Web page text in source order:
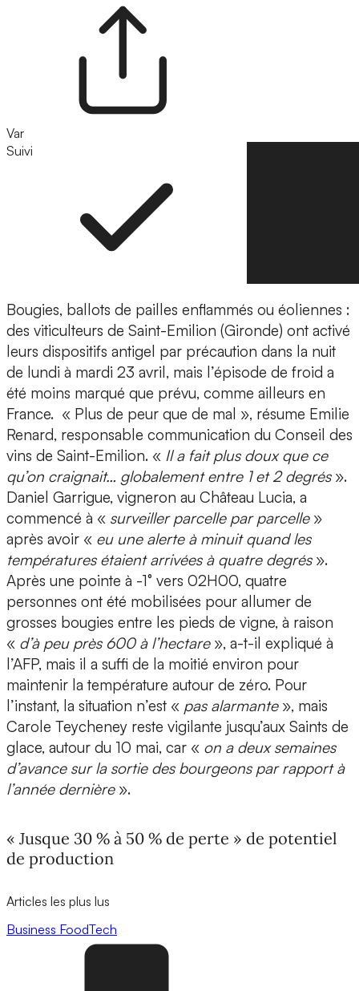
Var
Suivi
Bougies, ballots de pailles enflammés ou éoliennes :
des viticulteurs de Saint-Emilion (Gironde) ont activé
leurs dispositifs antigel par précaution dans la nuit
de lundi à mardi 23 avril, mais l’épisode de froid a
été moins marqué que prévu, comme ailleurs en
France. « Plus de peur que de mal », résume Emilie
Renard, responsable communication du Conseil des
vins de Saint-Emilion. « Il a fait plus doux que ce
qu’on craignait… globalement entre 1 et 2 degrés».
Daniel Garrigue, vigneron au Château Lucia, a
commencé à « surveiller parcelle par parcelle»
après avoir « eu une alerte à minuit quand les
températures étaient arrivées à quatre degrés».
Après une pointe à -1° vers 02H00, quatre
personnes ont été mobilisées pour allumer de
grosses bougies entre les pieds de vigne, à raison
« d’à peu près 600 à l’hectare», a-t-il expliqué à
l’AFP, mais il a suffi de la moitié environ pour
maintenir la température autour de zéro. Pour
l’instant, la situation n’est « pas alarmante», mais
Carole Teycheney reste vigilante jusqu’aux Saints de
glace, autour du 10 mai, car « on a deux semaines
d’avance sur la sortie des bourgeons par rapport à
l’année dernière».
« Jusque 30 % à 50 % de perte » de potentiel
de production
Articles les plus lus
Business FoodTech